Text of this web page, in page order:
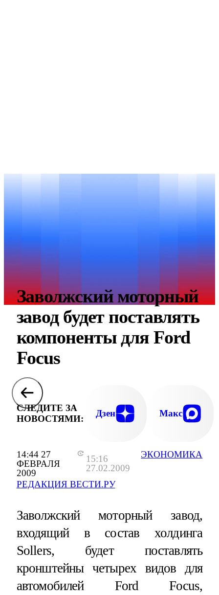
14:44 27
ФЕВРАЛЯ
2009
15:16
27.02.2009
РЕДАКЦИЯ ВЕСТИ.РУ
ЭКОНОМИКА
Заволжский моторный
завод будет поставлять
компоненты для Ford
Focus
СЛЕДИТЕ ЗА
НОВОСТЯМИ:
Дзен Макс
Заволжский моторный завод,
входящий в состав холдинга
Sollers, будет поставлять
кронштейны четырех видов для
автомобилей Ford Focus,